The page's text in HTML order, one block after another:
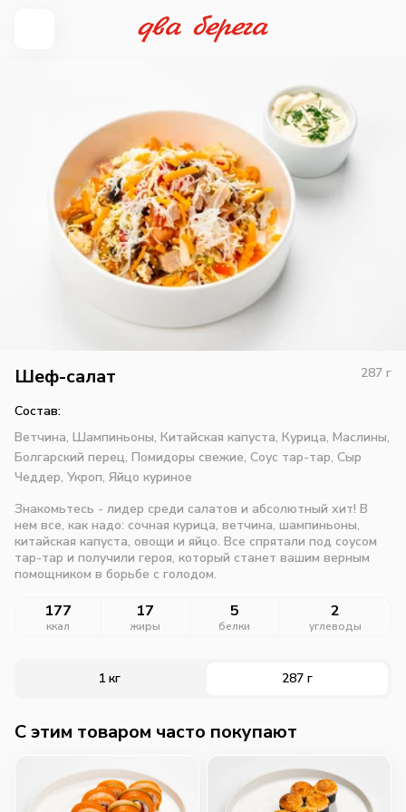
Шеф-салат 287 г
Состав:
Ветчина, Шампиньоны, Китайская капуста, Курица, Маслины,
Болгарский перец, Помидоры свежие, Соус тар-тар, Сыр
Чеддер, Укроп, Яйцо куриное
Знакомьтесь - лидер среди салатов и абсолютный хит! В
нем все, как надо: сочная курица, ветчина, шампиньоны,
китайская капуста, овощи и яйцо. Все спрятали под соусом
тар-тар и получили героя, который станет вашим верным
помощником в борьбе с голодом.
177
ккал
17
жиры
5
белки
2
углеводы
1 кг 287 г
C этим товаром часто покупают